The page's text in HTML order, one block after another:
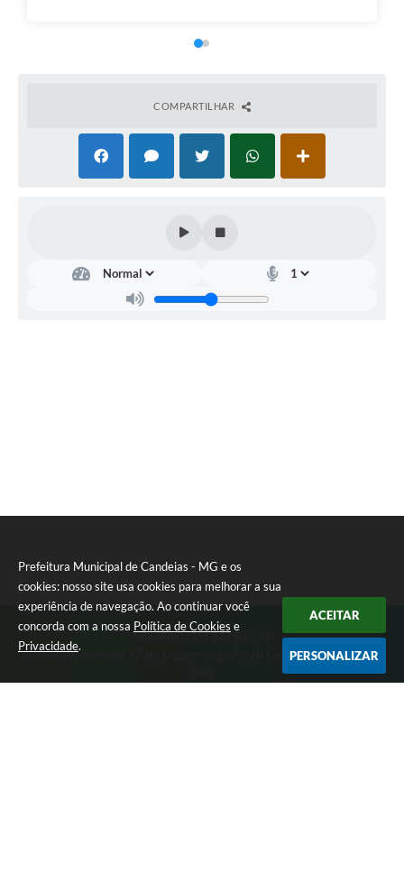
Prefeitura Municipal de Candeias - MG e os
cookies: nosso site usa cookies para melhorar a sua
experiência de navegação. Ao continuar você
concorda com a nossa Política de Cookies e
Privacidade.
ACEITAR
PERSONALIZAR
Prestação de Contas Secretaria de Educação
COMPARTILHAR
Telefone: (35) 3475-0119
Endereço: Avenida 17 de Dezembro, nº 240 Centro | CEP: 37280-